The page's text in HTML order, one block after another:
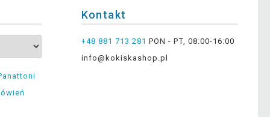
Kontakt
+48 881 713 281 PON - PT, 08:00-16:00
info@kokiskashop.pl